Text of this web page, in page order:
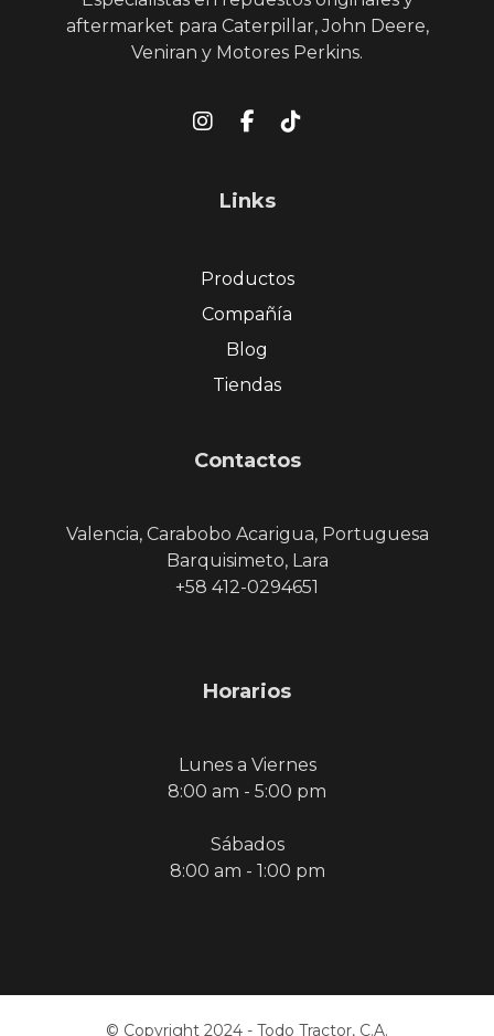
aftermarket para Caterpillar, John Deere,
Veniran y Motores Perkins.
Links
Productos
Compañía
Blog
Tiendas
Contactos
Valencia, Carabobo Acarigua, Portuguesa
Barquisimeto, Lara
+58 412-0294651
Horarios
Lunes a Viernes
8:00 am - 5:00 pm
Sábados
8:00 am - 1:00 pm
© Copyright 2024 - Todo Tractor, C.A.